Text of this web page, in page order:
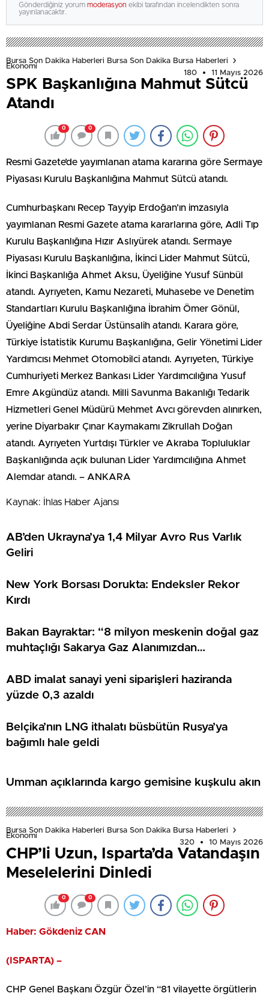
Gönderdiğiniz yorum moderasyon ekibi tarafından incelendikten sonra
yayınlanacaktır.
Bursa Son Dakika Haberleri Bursa Son Dakika Bursa Haberleri
Ekonomi
180
11 Mayıs 2026
SPK Başkanlığına Mahmut Sütcü
Atandı
0 0
Resmi Gazete’de yayımlanan atama kararına göre Sermaye
Piyasası Kurulu Başkanlığına Mahmut Sütcü atandı.
Cumhurbaşkanı Recep Tayyip Erdoğan’ın imzasıyla
yayımlanan Resmi Gazete atama kararlarına göre, Adli Tıp
Kurulu Başkanlığına Hızır Aslıyürek atandı. Sermaye
Piyasası Kurulu Başkanlığına, İkinci Lider Mahmut Sütcü,
İkinci Başkanlığa Ahmet Aksu, Üyeliğine Yusuf Sünbül
atandı. Ayrıyeten, Kamu Nezareti, Muhasebe ve Denetim
Standartları Kurulu Başkanlığına İbrahim Ömer Gönül,
Üyeliğine Abdi Serdar Üstünsalih atandı. Karara göre,
Türkiye İstatistik Kurumu Başkanlığına, Gelir Yönetimi Lider
Yardımcısı Mehmet Otomobilci atandı. Ayrıyeten, Türkiye
Cumhuriyeti Merkez Bankası Lider Yardımcılığına Yusuf
Emre Akgündüz atandı. Milli Savunma Bakanlığı Tedarik
Hizmetleri Genel Müdürü Mehmet Avcı görevden alınırken,
yerine Diyarbakır Çınar Kaymakamı Zikrullah Doğan
atandı. Ayrıyeten Yurtdışı Türkler ve Akraba Topluluklar
Başkanlığında açık bulunan Lider Yardımcılığına Ahmet
Alemdar atandı. – ANKARA
Kaynak: İhlas Haber Ajansı
AB’den Ukrayna’ya 1,4 Milyar Avro Rus Varlık
Geliri
New York Borsası Dorukta: Endeksler Rekor
Kırdı
Bakan Bayraktar: “8 milyon meskenin doğal gaz
muhtaçlığı Sakarya Gaz Alanımızdan
ABD imalat sanayi yeni siparişleri haziranda
yüzde 0,3 azaldı
Belçika’nın LNG ithalatı büsbütün Rusya’ya
bağımlı hale geldi
Umman açıklarında kargo gemisine kuşkulu akın
Bursa Son Dakika Haberleri Bursa Son Dakika Bursa Haberleri
Ekonomi
320
10 Mayıs 2026
CHP’li Uzun, Isparta’da Vatandaşın
Meselelerini Dinledi
0 0
Haber: Gökdeniz CAN
(ISPARTA) –
CHP Genel Başkanı Özgür Özel’in “81 vilayette örgütlerin